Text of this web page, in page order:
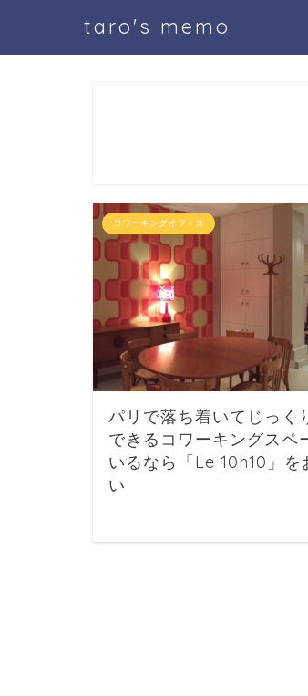
taro's memo
コワーキングオフィス
パリで落ち着いてじっく
できるコワーキングスペ
いるなら「Le 10h10」を
い